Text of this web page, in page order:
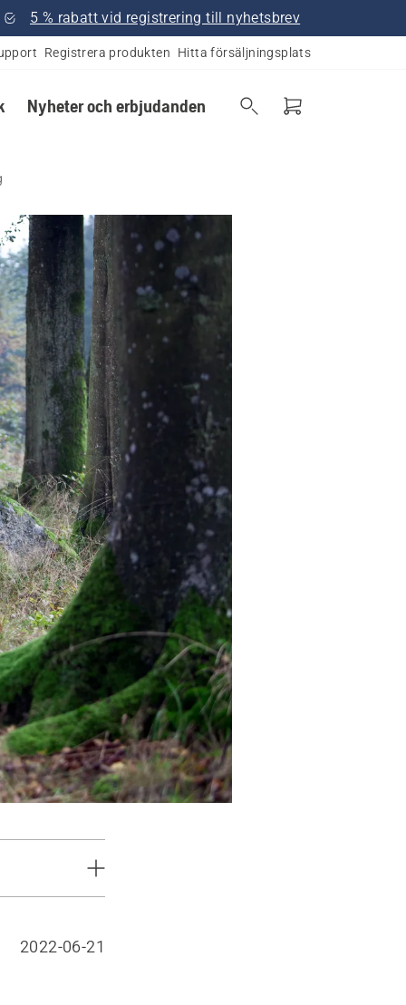
5 % rabatt vid registrering till nyhetsbrev
Registrera produkten Hitta försäljningsplats
Nyheter och erbjudanden
2022-06-21